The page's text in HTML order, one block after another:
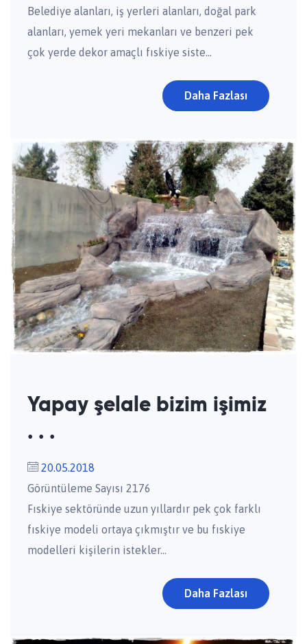
Belediye alanları, iş yerleri alanları, doğal park
alanları, yemek yeri mekanları ve benzeri pek
çok yerde dekor amaçlı fıskiye siste...
Daha Fazlası
Yapay şelale bizim işimiz
. . .
20.05.2018
Görüntüleme Sayısı 2176
Fıskiye sektöründe uzun yıllardır pek çok farklı
fıskiye modeli ortaya çıkmıştır ve bu fıskiye
modelleri kişilerin istekler...
Daha Fazlası